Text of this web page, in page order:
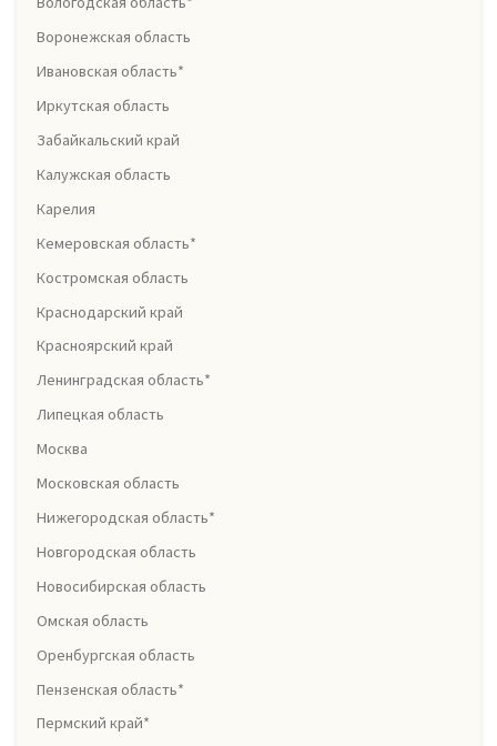
Воронежская область
Ивановская область*
Иркутская область
Забайкальский край
Калужская область
Карелия
Кемеровская область*
Костромская область
Краснодарский край
Красноярский край
Ленинградская область*
Липецкая область
Москва
Московская область
Нижегородская область*
Новгородская область
Новосибирская область
Омская область
Оренбургская область
Пензенская область*
Пермский край*